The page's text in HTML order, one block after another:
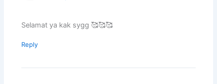
Selamat ya kak sygg 🥰🥰🥰
Reply